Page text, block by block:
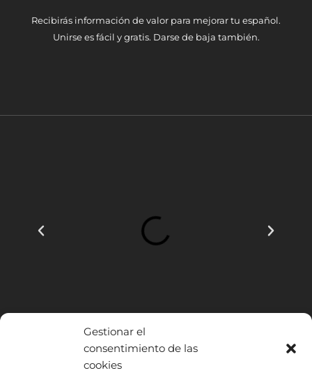
Gestionar el
consentimiento de las
cookies
Recibirás información de valor para mejorar tu español.
Unirse es fácil y gratis. Darse de baja también.